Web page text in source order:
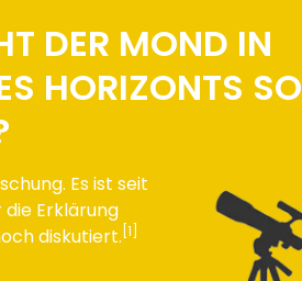
DER MOND IN
HORIZONTS SO
Es ist seit
Erklärung
diskutiert. [1]